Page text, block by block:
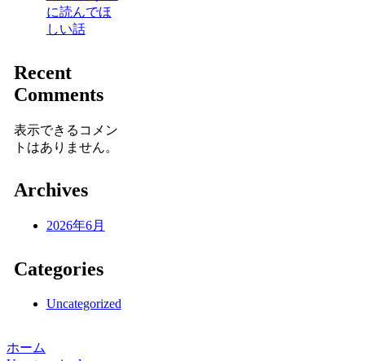
に読んでほ
しい話
Recent
Comments
表示できるコメン
トはありません。
Archives
2026年6月
Categories
Uncategorized
ホーム